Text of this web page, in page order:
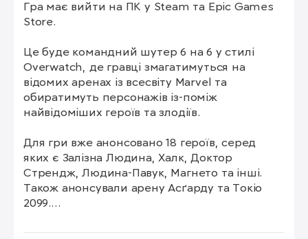
Гра має вийти на ПК у Steam та Epic Games
Store.
Це буде командний шутер 6 на 6 у стилі
Overwatch, де гравці змагатимуться на
відомих аренах із всесвіту Marvel та
обиратимуть персонажів із-поміж
найвідоміших героїв та злодіїв.
Для гри вже анонсовано 18 героїв, серед
яких є Залізна Людина, Халк, Доктор
Стрендж, Людина-Павук, Магнето та інші.
Також анонсували арену Асґарду та Токіо
2099.